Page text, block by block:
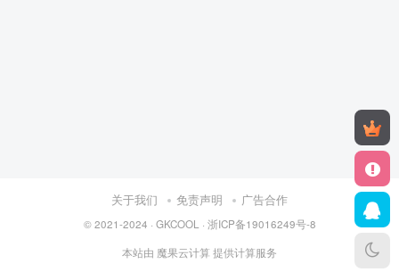
关于我们 免责声明 广告合作
© 2021-2024 · GKCOOL · 浙ICP备19016249号-8
本站由 魔果云计算 提供计算服务